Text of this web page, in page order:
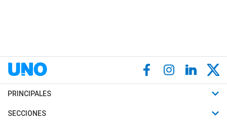
PRINCIPALES
Últimas Noticias
SECCIONES